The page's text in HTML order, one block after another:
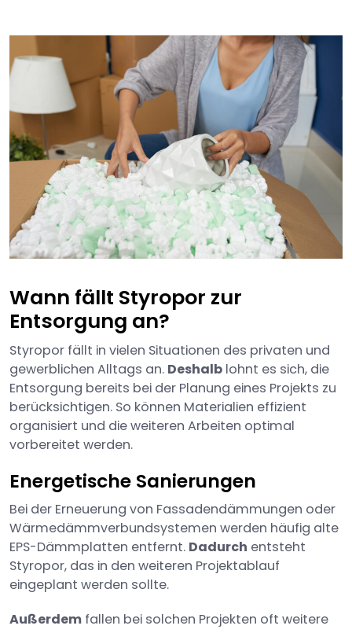
Wann fällt Styropor zur
Entsorgung an?
Styropor fällt in vielen Situationen des privaten und
gewerblichen Alltags an. Deshalb lohnt es sich, die
Entsorgung bereits bei der Planung eines Projekts zu
berücksichtigen. So können Materialien effizient
organisiert und die weiteren Arbeiten optimal
vorbereitet werden.
Energetische Sanierungen
Bei der Erneuerung von Fassadendämmungen oder
Wärmedämmverbundsystemen werden häufig alte
EPS-Dämmplatten entfernt. Dadurch entsteht
Styropor, das in den weiteren Projektablauf
eingeplant werden sollte.
Außerdem fallen bei solchen Projekten oft weitere